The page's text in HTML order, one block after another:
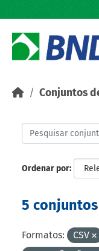
Conjuntos
Ordenar por
5
Formatos: CSV